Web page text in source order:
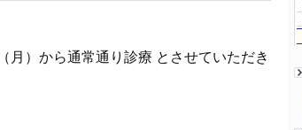
月）から通常通り診療 とさせていただき